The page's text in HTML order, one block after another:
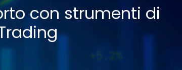
con strumenti di